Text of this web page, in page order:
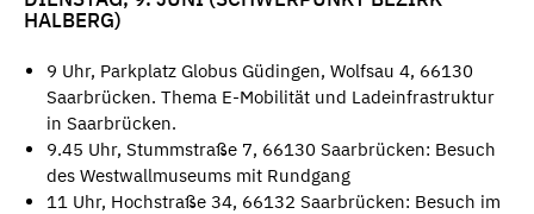
HALBERG)
9 Uhr, Parkplatz Globus Güdingen, Wolfsau 4, 66130
Saarbrücken. Thema E-Mobilität und Ladeinfrastruktur
in Saarbrücken.
9.45 Uhr, Stummstraße 7, 66130 Saarbrücken: Besuch
des Westwallmuseums mit Rundgang
11 Uhr, Hochstraße 34, 66132 Saarbrücken: Besuch im